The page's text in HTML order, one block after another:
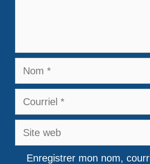
Nom
Courriel
Site
Enregistrer mon nom,